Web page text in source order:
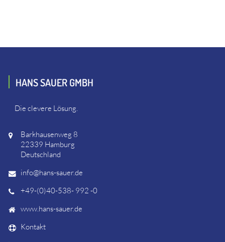
HANS SAUER GMBH
Die clevere Lösung.
Barkhausenweg 8
22339 Hamburg
Deutschland
info@hans-sauer.de
+49-(0)40-538- 992 -0
www.hans-sauer.de
Kontakt